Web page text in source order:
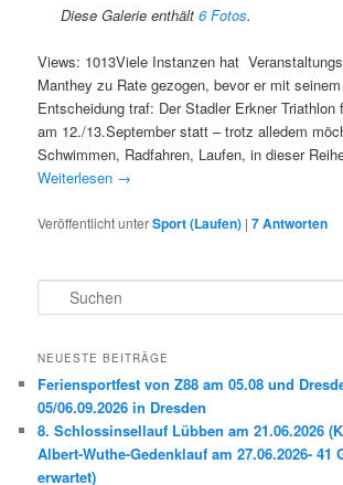
Diese Galerie enthält6 Fotos.
Views: 1013Viele Instanzen hat
Manthey zu Rate gezogen, bevor er mit
Entscheidung traf: Der Stadler Erkner Triathlon
am 12./13.September statt – trotz alledem
Schwimmen, Radfahren, Laufen, in dieser
Weiterlesen →
Veröffentlicht unterSport (Laufen) |7Antworten
u
h
n
NEUESTE BEITRÄGE
Feriensportfest von Z88 am 05.08 und
05/06.09.2026 in Dresden
8. Schlossinsellauf Lübben am 21.06.2026
Albert-Wuthe-Gedenklauf am 27.06.2026- 41
erwartet)